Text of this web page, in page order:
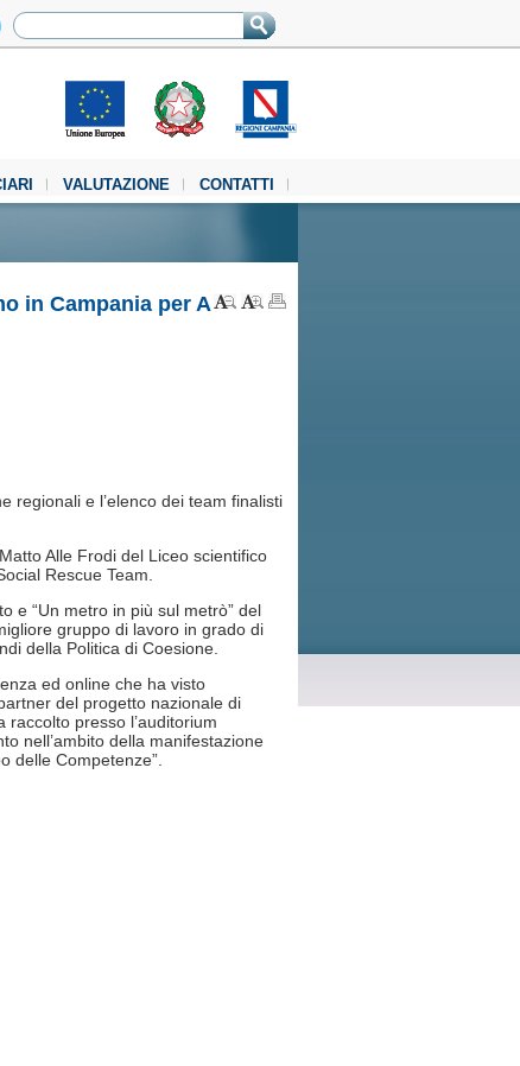
VALUTAZIONE
CONTATTI
in Campania per A
regionali e l’elenco dei team finalisti
Alle Frodi del Liceo scientifico
Rescue Team.
e “Un metro in più sul metrò” del
gruppo di lavoro in grado di
della Politica di Coesione.
ed online che ha visto
del progetto nazionale di
raccolto presso l’auditorium
nell’ambito della manifestazione
delle Competenze”.